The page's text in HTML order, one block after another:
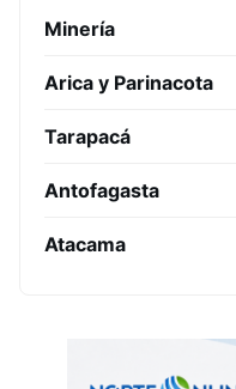
Minería
Arica y Parinacota
Tarapacá
Antofagasta
Atacama